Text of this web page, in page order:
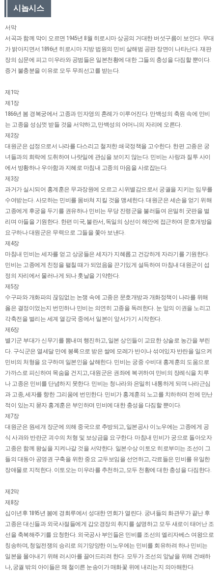
시놉시스
서막
서곡과 함께 막이 오르면 1945년 8월 히로시마 상공의 거대한 버섯구름이 보인다. 무대
가 밝아지면서 1896년 히로시마 지방 법원의 민비 살해범 공판 장면이 나타난다. 재판
장의 심문에 피고 미우라와 공범들은 일본천황에 대한 그들의 충성을 다짐할 뿐이다.
증거 불충분을 이유로 모두 무죄선고를 받는다.
제1막
제1장
1866년 봄 경복궁에서 고종과 민자영의 혼례가 이루어진다. 만백성의 축원 속에 민비
는 고종을 성심껏 받들 것을 서약하고, 만백성의 어머니의 자리에 오른다.
제2장
대원군은 섭정으로서 나라를 다스리고 철저한 쇄국정책을 고수한다. 한편 고종은 궁
녀들과의 희락에 도취하여 나랏일에 관심을 보이지 않는다. 민비는 사랑과 질투 사이
에서 방황하나 우아함과 지혜로 마침내 고종의 마음을 사로잡는다.
제3장
과거가 실시되어 홍계훈은 무과장원에 오르고 시위별감으로서 궁궐을 지키는 임무를
수여받는다. 사모하는 민비를 몸바쳐 지킬 것을 맹세한다. 대원군은 세손을 얻기 위해
고종에게 후궁을 두기를 권유하나 민비는 무당 진령군을 불러들여 은밀히 굿판을 벌
리며 아들을 기원한다. 한편 미국, 불란서, 독일의 상선이 해안에 접근하여 문호개방을
요구하나 대원군은 무력으로 그들을 쫓아 보낸다.
제4장
마침내 민비는 세자를 얻고 상궁들은 세자가 지혜롭고 건강하게 자라기를 기원한다.
민비는 고종에게 친정을 펼칠 때가 되었음을 끈기있게 설득하여 마침내 대원군이 섭
정의 자리에서 물러나게 되나 훗날을 기약한다.
제5장
수구파와 개화파의 끊임없는 논쟁 속에 고종은 문호개방과 개화정책이 나라를 위해
옳은 결정이었는지 번민하나 민비는 의연히 고종을 독려한다. 눈 앞의 이권을 노리고
각축전을 벌리는 세계 열강국 중에서 일본이 앞서가기 시작한다.
제6장
별기군 부대가 신무기를 뽐내며 행진하고, 일본 상인들이 교묘한 상술로 농간을 부린
다. 구식군은 열세달 만에 봉록으로 받은 쌀에 모레가 반이나 섞여있자 반란을 일으켜
민비의 처형을 요구하며 일본인을 살해한다. 민비는 궁중 수비대 홍계훈의 도움으로
가까스로 피신하여 목숨을 건지고, 대원군은 권좌에 복귀하여 민비의 장례식을 치루
나 고종은 민비를 단념하지 못한다. 민비는 청나라와 은밀히 내통하게 되며 나라근심
과 고종, 세자를 향한 그리움에 번민한다. 민비가 홍계훈의 노고를 치하하며 전에 만난
적이 있는지 묻자 홍계훈은 부인하며 민비에 대한 충성을 다짐할 뿐이다.
제7장
대원군은 원세개 장군에 의해 중국으로 추방되고, 일본공사 이노우에는 고종에게 공
식 사과와 반란군 괴수의 처형 및 보상금을 요구한다. 마침내 민비가 궁으로 돌아오자
고종은 함께 왕실을 지켜나갈 것을 서약한다. 일본수상 이토오 히로부미는 조선이 그
들의 대동아 공영권 구축을 위한 중요 교두보임을 선언하고, 각료들은 민비를 유일한
장애물로 지적한다. 이토오는 미우라를 추천하고, 모두 천황에 대한 충성을 다짐한다.
제2막
제8장
십이년후 1895년 봄에 경회루에서 성대한 연회가 열린다. 궁녀들의 화관무가 끝난 후
고종은 대신들과 외국사절들에게 갑오경장의 취지를 설명하고 모두 새로이 태어난 조
선을 축복해주기를 요청한다. 외국공사 부인들은 민비를 조선의 엘리자베스 여왕으로
칭송하며, 청일전쟁의 승리로 의기양양한 이노우에는 민비를 회유하려 하나 민비는
일본을 몰아내기 위해 러시아를 끌어드리려 한다. 모두가 조선의 앞날을 위해 건배하
나, 궁궐 밖의 아이들은 왜 철이른 눈송이가 매화꽃 위에 내리는지 의아해한다.